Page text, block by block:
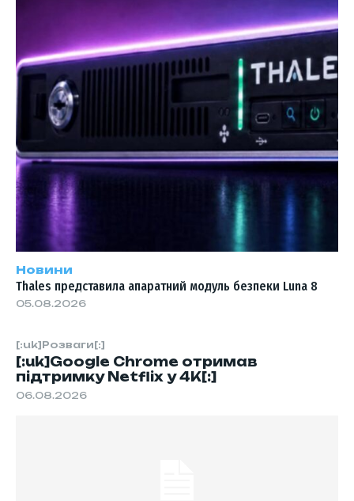
[:uk]Розваги[:]
[:uk]Google Chrome отримав
підтримку Netflix у 4K[:]
06.08.2026
Новини
Thales представила апаратний модуль безпеки Luna 8
05.08.2026